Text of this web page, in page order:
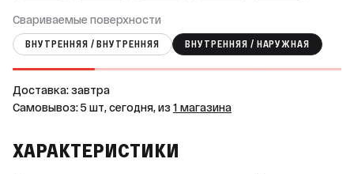
Свариваемые поверхности
ВНУТРЕННЯЯ / ВНУТРЕННЯЯ ВНУТРЕННЯЯ / НАРУЖНАЯ
Доставка: завтра
Самовывоз: 5 шт, сегодня, из 1 магазина
ХАРАКТЕРИСТИКИ